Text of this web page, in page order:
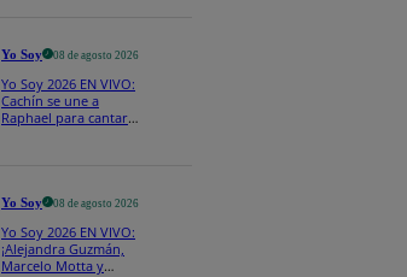
Yo Soy 08 de agosto 2026
Yo Soy 2026 EN VIVO:
Cachín se une a
Raphael para cantar
Yo Soy 08 de agosto 2026
Yo Soy 2026 EN VIVO:
¡Alejandra Guzmán,
Marcelo Motta y